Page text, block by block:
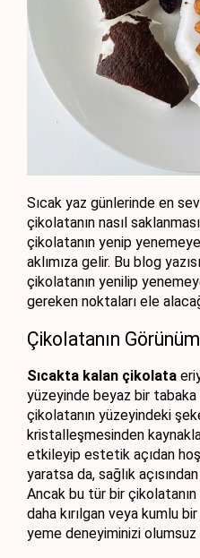
Sıcak yaz günlerinde en
çikolatanın nasıl
çikolatanın yenip
aklımıza gelir. Bu blog
çikolatanın yenilip
gereken noktaları ele
Çikolatanın
Sıcakta kalan çikolata
yüzeyinde beyaz bir tabaka
çikolatanın yüzeyindeki
kristalleşmesinden
etkileyip estetik açıdan
yaratsa da, sağlık
Ancak bu tür bir
daha kırılgan veya kumlu
yeme deneyiminizi